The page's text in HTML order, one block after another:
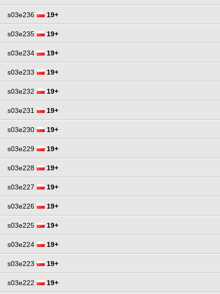
s03e236 19+
s03e235 19+
s03e234 19+
s03e233 19+
s03e232 19+
s03e231 19+
s03e230 19+
s03e229 19+
s03e228 19+
s03e227 19+
s03e226 19+
s03e225 19+
s03e224 19+
s03e223 19+
s03e222 19+